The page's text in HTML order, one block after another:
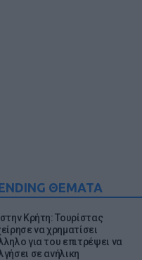
ΘΕΜΑΤΑ
Κρήτη: Τουρίστας
να χρηματίσει
για του επιτρέψει να
σε ανήλικη